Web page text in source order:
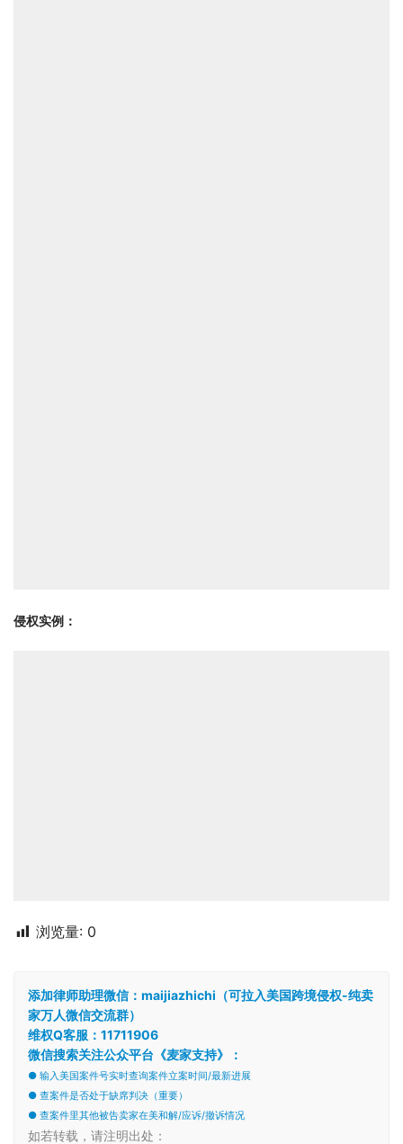
侵权实例：
浏览量: 0
添加律师助理微信：maijiazhichi（可拉入美国跨境侵权-纯卖
家万人微信交流群）
维权Q客服：11711906
微信搜索关注公众平台《麦家支持》：
● 输入美国案件号实时查询案件立案时间/最新进展
● 查案件是否处于缺席判决（重要）
● 查案件里其他被告卖家在美和解/应诉/撤诉情况
如若转载，请注明出处：